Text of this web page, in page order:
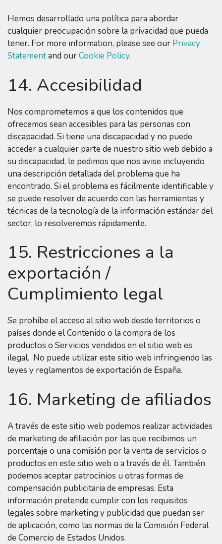
Hemos desarrollado una política para abordar
cualquier preocupación sobre la privacidad que pueda
tener. For more information, please see our Privacy
Statementand ourCookie Policy.
14. Accesibilidad
Nos comprometemos a que los contenidos que
ofrecemos sean accesibles para las personas con
discapacidad. Si tiene una discapacidad y no puede
acceder a cualquier parte de nuestro sitio web debido a
su discapacidad, le pedimos que nos avise incluyendo
una descripción detallada del problema que ha
encontrado. Si el problema es fácilmente identificable y
se puede resolver de acuerdo con las herramientas y
técnicas de la tecnología de la información estándar del
sector, lo resolveremos rápidamente.
15. Restricciones a la
exportación /
Cumplimiento legal
Se prohíbe el acceso al sitio web desde territorios o
países donde el Contenido o la compra de los
productos o Servicios vendidos en el sitio web es
ilegal. No puede utilizar este sitio web infringiendo las
leyes y reglamentos de exportación de España.
16. Marketing de afiliados
A través de este sitio web podemos realizar actividades
de marketing de afiliación por las que recibimos un
porcentaje o una comisión por la venta de servicios o
productos en este sitio web o a través de él. También
podemos aceptar patrocinios u otras formas de
compensación publicitaria de empresas. Esta
información pretende cumplir con los requisitos
legales sobre marketing y publicidad que puedan ser
de aplicación, como las normas de la Comisión Federal
de Comercio de Estados Unidos.